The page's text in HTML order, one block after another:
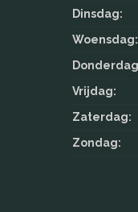
Dinsdag:
Woensdag:
Vrijdag:
Zaterdag:
Zondag: